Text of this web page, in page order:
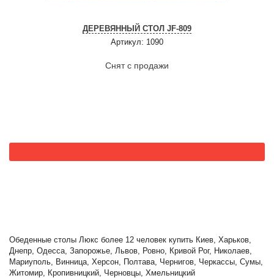
ДЕРЕВЯННЫЙ СТОЛ JF-809
Артикул: 1090
Снят с продажи
Обеденные столы Люкс более 12 человек купить Киев, Харьков,
Днепр, Одесса, Запорожье, Львов, Ровно, Кривой Рог, Николаев,
Мариуполь, Винница, Херсон, Полтава, Чернигов, Черкассы, Сумы,
Житомир, Кропивницкий, Черновцы, Хмельницкий